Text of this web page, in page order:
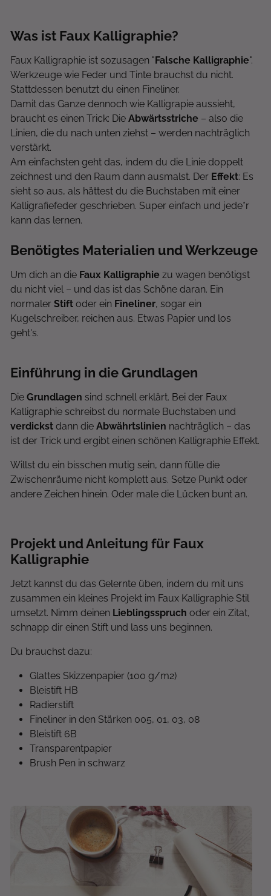
Was ist Faux Kalligraphie?
Faux Kalligraphie ist sozusagen "Falsche Kalligraphie".
Werkzeuge wie Feder und Tinte brauchst du nicht.
Stattdessen benutzt du einen Fineliner.
Damit das Ganze dennoch wie Kalligrapie aussieht,
braucht es einen Trick: Die Abwärtsstriche – also die
Linien, die du nach unten ziehst – werden nachträglich
verstärkt.
Am einfachsten geht das, indem du die Linie doppelt
zeichnest und den Raum dann ausmalst. Der Effekt: Es
sieht so aus, als hättest du die Buchstaben mit einer
Kalligrafiefeder geschrieben. Super einfach und jede*r
kann das lernen.
Benötigtes Materialien und Werkzeuge
Um dich an die Faux Kalligraphie zu wagen benötigst
du nicht viel – und das ist das Schöne daran. Ein
normaler Stift oder ein Fineliner, sogar ein
Kugelschreiber, reichen aus. Etwas Papier und los
geht's.
Einführung in die Grundlagen
Die Grundlagen sind schnell erklärt. Bei der Faux
Kalligraphie schreibst du normale Buchstaben und
verdickst dann die Abwährtslinien nachträglich – das
ist der Trick und ergibt einen schönen Kalligraphie Effekt.
Willst du ein bisschen mutig sein, dann fülle die
Zwischenräume nicht komplett aus. Setze Punkt oder
andere Zeichen hinein. Oder male die Lücken bunt an.
Projekt und Anleitung für Faux
Kalligraphie
Jetzt kannst du das Gelernte üben, indem du mit uns
zusammen ein kleines Projekt im Faux Kalligraphie Stil
umsetzt. Nimm deinen Lieblingsspruch oder ein Zitat,
schnapp dir einen Stift und lass uns beginnen.
Du brauchst dazu:
Glattes Skizzenpapier (100 g/m2)
Bleistift HB
Radierstift
Fineliner in den Stärken 005, 01, 03, 08
Bleistift 6B
Transparentpapier
Brush Pen in schwarz